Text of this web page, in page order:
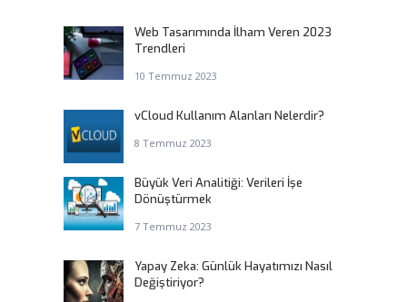
Web Tasarımında İlham Veren 2023
Trendleri
10 Temmuz 2023
vCloud Kullanım Alanları Nelerdir?
8 Temmuz 2023
Büyük Veri Analitiği: Verileri İşe
Dönüştürmek
7 Temmuz 2023
Yapay Zeka: Günlük Hayatımızı Nasıl
Değiştiriyor?